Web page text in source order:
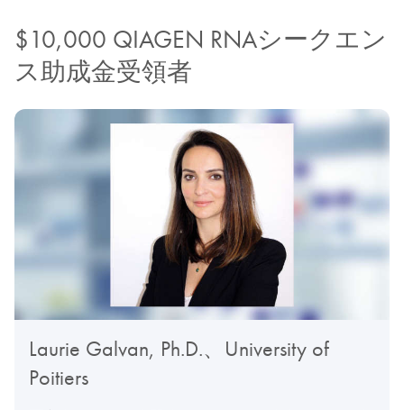
$10,000 QIAGEN RNAシークエン
ス助成金受領者
Laurie Galvan, Ph.D.、University of
Poitiers